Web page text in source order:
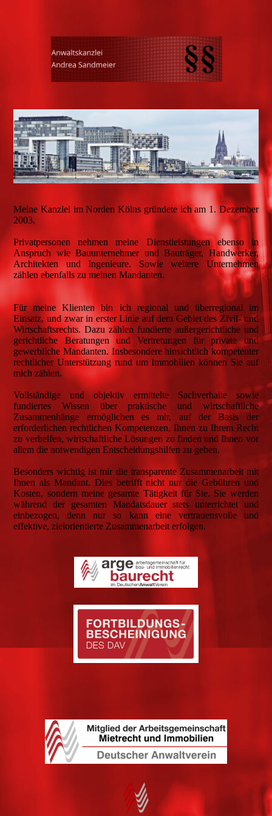
Meine Kanzlei im Norden Kölns gründete ich am 1. Dezember
2003.
Privatpersonen nehmen meine Dienstleistungen ebenso in
Anspruch wie Bauunternehmer und Bauträger, Handwerker,
Architekten und Ingenieure. Sowie weitere Unternehmen
zählen ebenfalls zu meinen Mandanten.
Für meine Klienten bin ich regional und überregional im
Einsatz, und zwar in erster Linie auf dem Gebiet des Zivil- und
Wirtschaftsrechts. Dazu zählen fundierte außergerichtliche und
gerichtliche Beratungen und Vertretungen für private und
gewerbliche Mandanten. Insbesondere hinsichtlich kompetenter
rechtlicher Unterstützung rund um Immobilien können Sie auf
mich zählen.
Vollständige und objektiv ermittelte Sachverhalte sowie
fundiertes Wissen über praktische und wirtschaftliche
Zusammenhänge ermöglichen es mir, auf der Basis der
erforderlichen rechtlichen Kompetenzen, Ihnen zu Ihrem Recht
zu verhelfen, wirtschaftliche Lösungen zu finden und Ihnen vor
allem die notwendigen Entscheidungshilfen zu geben.
Besonders wichtig ist mir die transparente Zusammenarbeit mit
Ihnen als Mandant. Dies betrifft nicht nur die Gebühren und
Kosten, sondern meine gesamte Tätigkeit für Sie. Sie werden
während der gesamten Mandatsdauer stets unterrichtet und
einbezogen, denn nur so kann eine vertrauensvolle und
effektive, zielorientierte Zusammenarbeit erfolgen.